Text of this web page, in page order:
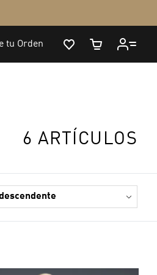
6 ARTÍCULOS